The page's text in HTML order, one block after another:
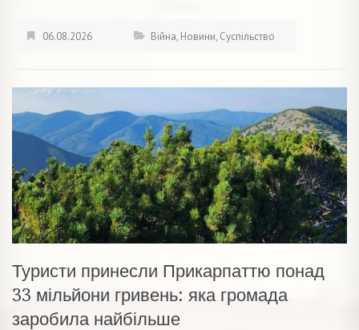
06.08.2026 Війна, Новини, Суспільство
Туристи принесли Прикарпаттю понад
33 мільйони гривень: яка громада
заробила найбільше